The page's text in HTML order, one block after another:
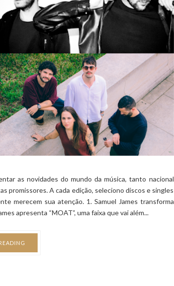
as novidades do mundo da música, tanto nacional
promissores. A cada edição, seleciono discos e singles
merecem sua atenção. 1. Samuel James transforma
apresenta “MOAT”, uma faixa que vai além...